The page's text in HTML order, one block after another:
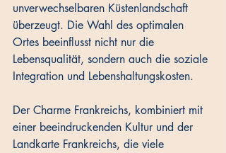
unverwechselbaren Küstenlandschaft
überzeugt. Die Wahl des optimalen
Ortes beeinflusst nicht nur die
Lebensqualität, sondern auch die soziale
Integration und Lebenshaltungskosten.
Der Charme Frankreichs, kombiniert mit
einer beeindruckenden Kultur und der
Landkarte Frankreichs, die viele